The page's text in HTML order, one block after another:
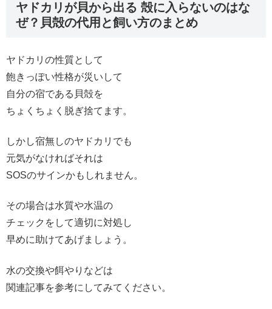
ヤドカリが貝から出る 殻に入らないのはな
ぜ？貝殻の代用と飼い方のまとめ
ヤドカリの性質として
飽きっぽい性格が災いして
自分の宿である貝殻を
ちょくちょく脱ぎ捨てます。
しかし宿無しのヤドカリでも
元気がなければそれは
SOSのサインかもしれません。
その場合は水質や水温の
チェックをして適切に対処し
早めに助けてあげましょう。
水の交換や餌やりなどは
関連記事を参考にしてみてください。